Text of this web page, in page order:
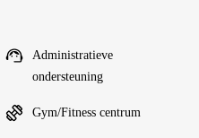
Administratieve
ondersteuning
Gym/Fitness centrum